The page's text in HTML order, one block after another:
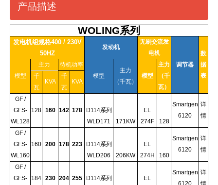
产品描述
WOLING系列
发电机组规格400 / 230V
50HZ
发动机
无刷交流发
电机
调节器
数
据
表
模型
主力
待机功率
模型
主力
（千瓦）
模型
主力
（千
瓦）
千
瓦
KVA
千
瓦
KVA
GF /
GFS-
WL128
128 160 142 178
D114系列
WLD171
171KW
EL
274F
128
Smartgen
6120
详
情
GF /
GFS-
WL160
160 200 178 223
D114系列
WLD206
206KW
EL
274H
160
Smartgen
6120
详
情
GF /
GFS-
184 230 204 255 D114系列 EL
Smartgen
6120
详
情